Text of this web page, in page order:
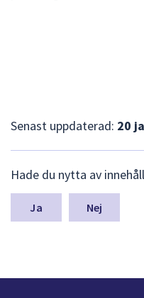
Senast uppdaterad: 20
ä
m
a
p
Hade du nytta av
Nej